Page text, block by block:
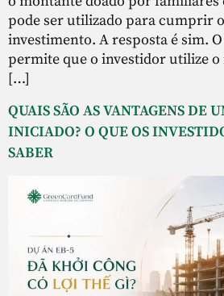
pode ser utilizado para cumprir
investimento. A resposta é sim.
permite que o investidor utilize
[…]
QUAIS SÃO AS VANTAGENS DE
INICIADO? O QUE OS
SABER